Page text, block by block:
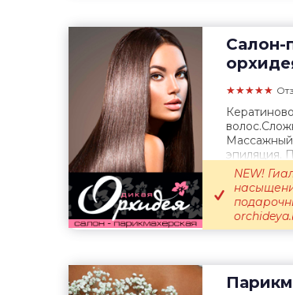
Салон-
★★★★★
Массажный
эпиляция.
NEW!